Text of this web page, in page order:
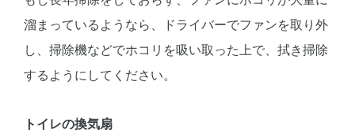
溜まっているようなら、ドライバーでファンを取り外
し、掃除機などでホコリを吸い取った上で、拭き掃除
するようにしてください。
トイレの換気扇